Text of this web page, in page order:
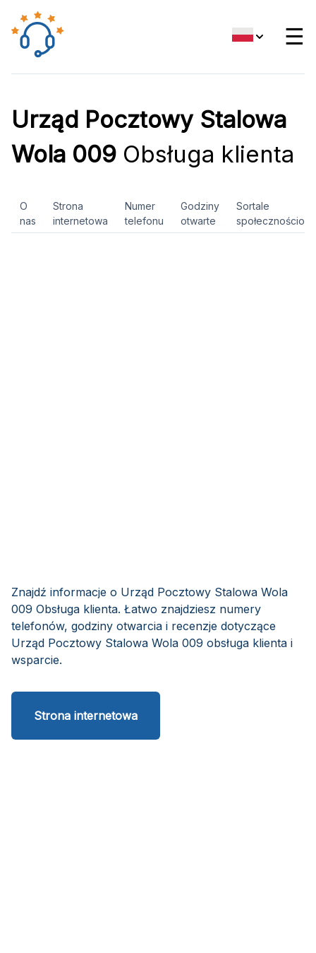
☰
Urząd Pocztowy Stalowa
Wola 009 Obsługa klienta
O
nas
Strona
internetowa
Numer
telefonu
Godziny
otwarte
Sortale
Znajdź informacje o Urząd Pocztowy Stalowa Wola
009 Obsługa klienta. Łatwo znajdziesz numery
telefonów, godziny otwarcia i recenzje dotyczące
Urząd Pocztowy Stalowa Wola 009 obsługa klienta i
wsparcie.
Strona internetowa